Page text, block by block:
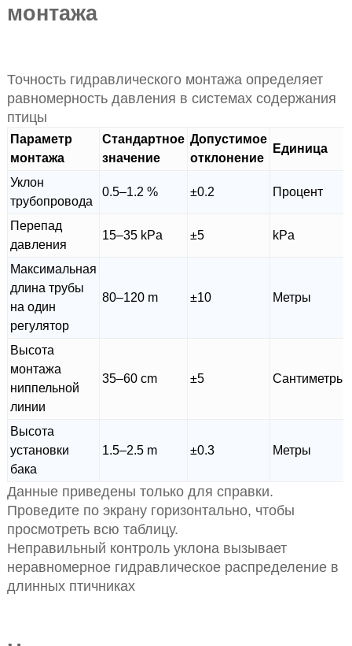
монтажа
Точность гидравлического монтажа определяет
равномерность давления в системах содержания
птицы
Параметр
монтажа
Стандартное
значение
Допустимое
отклонение
Единица
Уклон
трубопровода
0.5–1.2 % ±0.2 Процент
Перепад
давления
15–35 kPa ±5 kPa
Максимальная
длина трубы
на один
регулятор
80–120 m ±10 Метры
Высота
монтажа
ниппельной
линии
35–60 cm ±5 Сантиметры
Высота
установки
бака
1.5–2.5 m ±0.3 Метры
Данные приведены только для справки.
Проведите по экрану горизонтально, чтобы
просмотреть всю таблицу.
Неправильный контроль уклона вызывает
неравномерное гидравлическое распределение в
длинных птичниках